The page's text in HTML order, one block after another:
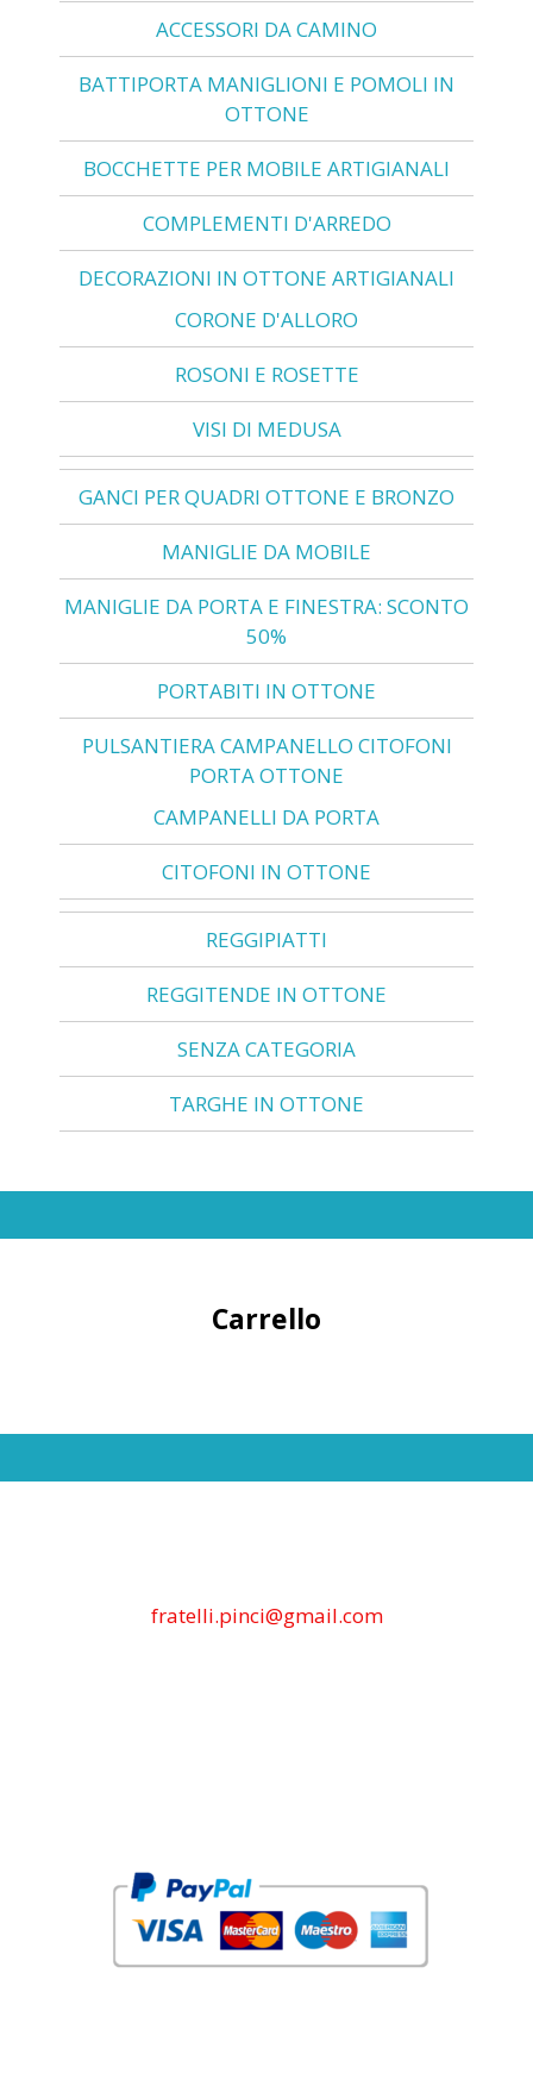
ACCESSORI DA CAMINO
BATTIPORTA MANIGLIONI E POMOLI IN
OTTONE
BOCCHETTE PER MOBILE ARTIGIANALI
COMPLEMENTI D'ARREDO
DECORAZIONI IN OTTONE ARTIGIANALI
CORONE D'ALLORO
ROSONI E ROSETTE
VISI DI MEDUSA
GANCI PER QUADRI OTTONE E BRONZO
MANIGLIE DA MOBILE
MANIGLIE DA PORTA E FINESTRA: SCONTO
50%
PORTABITI IN OTTONE
PULSANTIERA CAMPANELLO CITOFONI
PORTA OTTONE
CAMPANELLI DA PORTA
CITOFONI IN OTTONE
REGGIPIATTI
REGGITENDE IN OTTONE
SENZA CATEGORIA
TARGHE IN OTTONE
Carrello
fratelli.pinci@gmail.com